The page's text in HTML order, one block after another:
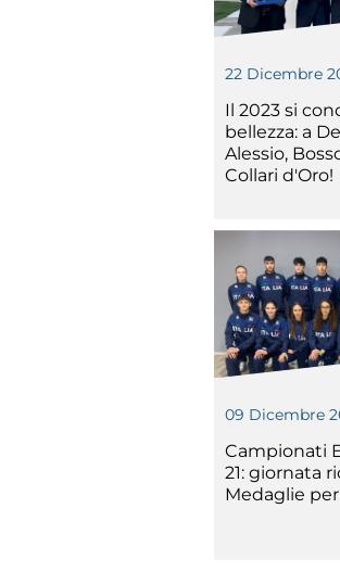
22 Dicembre
Il 2023 si
bellezza: a
Alessio,
Collari d'Oro!
09 Dicembre
Campionati
21: giornata
Medaglie